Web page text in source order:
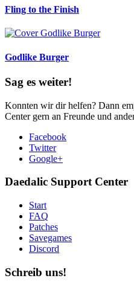
Fling to the Finish
Godlike Burger
Sag es weiter!
Konnten wir dir helfen? Dann
Center gern an Freunde und
Facebook
Twitter
Google+
Daedalic Support Center
Start
FAQ
Patches
Savegames
Discord
Schreib uns!